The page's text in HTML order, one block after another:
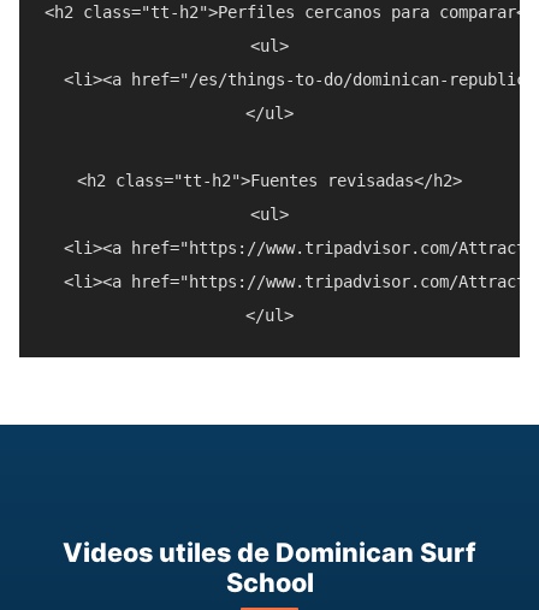
<h2 class="tt-h2">Perfiles cercanos para comparar</
<ul>
<li><a href="/es/things-to-do/dominican-
</ul>
<h2 class="tt-h2">Fuentes revisadas</h2>
<ul>
<li><a href="https://www.tripadvisor.com/
<li><a href="https://www.tripadvisor.com/
Videos utiles de Dominican Surf
School